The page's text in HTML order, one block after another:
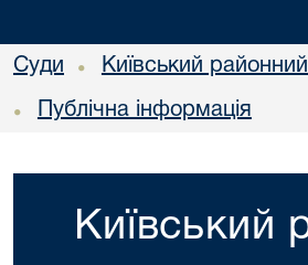
Суди • Київський
• Публічна інформація
Київський